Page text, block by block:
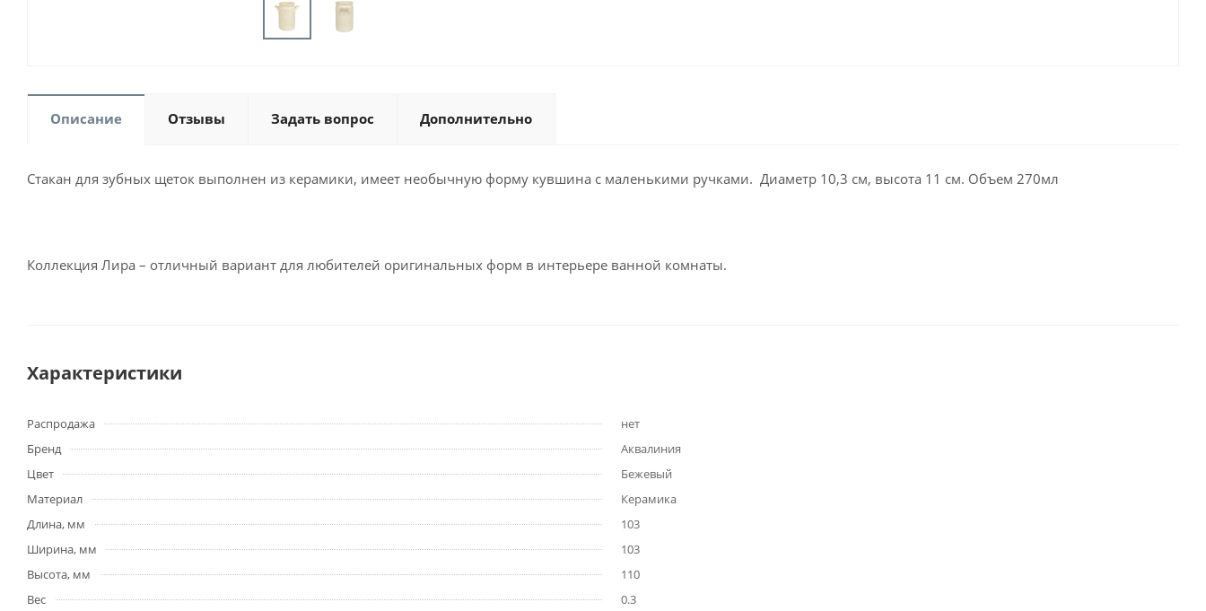
Описание Отзывы Задать вопрос Дополнительно
Стакан для зубных щеток выполнен из керамики, имеет необычную форму кувшина с маленькими ручками. Диаметр 10,3 см, высота 11 см. Объем 270мл
Коллекция Лира – отличный вариант для любителей оригинальных форм в интерьере ванной комнаты.
Характеристики
Распродажа
нет
Бренд
Аквалиния
Цвет
Бежевый
Материал
Керамика
Длина, мм
103
Ширина, мм
103
Высота, мм
110
Вес
0.3